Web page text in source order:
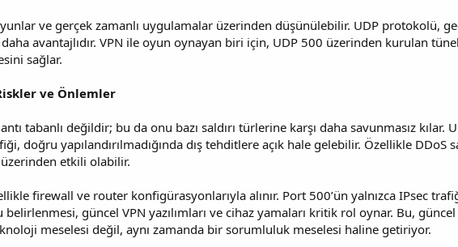
ve gerçek zamanlı uygulamalar üzerinden düşünülebilir. UDP protokolü,
avantajlıdır. VPN ile oyun oynayan biri için, UDP 500 üzerinden kurulan
sağlar.
ve Önlemler
tabanlı değildir; bu da onu bazı saldırı türlerine karşı daha savunmasız kılar.
doğru yapılandırılmadığında dış tehditlere açık hale gelebilir. Özellikle DDoS
etkili olabilir.
firewall ve router konfigürasyonlarıyla alınır. Port 500’ün yalnızca IPsec
belirlenmesi, güncel VPN yazılımları ve cihaz yamaları kritik rol oynar. Bu,
meselesi değil, aynı zamanda bir sorumluluk meselesi haline getiriyor.